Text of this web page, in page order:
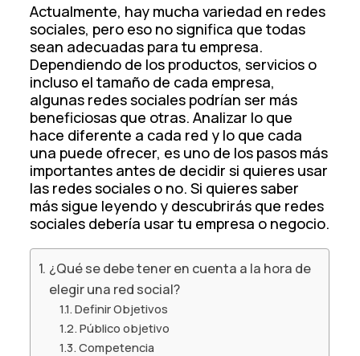
Actualmente, hay mucha variedad en redes
sociales, pero eso no significa que todas
sean adecuadas para tu empresa.
Dependiendo de los productos, servicios o
incluso el tamaño de cada empresa,
algunas redes sociales podrían ser más
beneficiosas que otras. Analizar lo que
hace diferente a cada red y lo que cada
una puede ofrecer, es uno de los pasos más
importantes antes de decidir si quieres usar
las redes sociales o no. Si quieres saber
más sigue leyendo y descubrirás que redes
sociales debería usar tu empresa o negocio.
¿Qué se debe tener en cuenta a la hora de
elegir una red social?
Definir Objetivos
Público objetivo
Competencia